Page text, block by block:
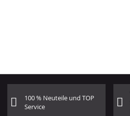
100 % Neuteile und TOP
Service